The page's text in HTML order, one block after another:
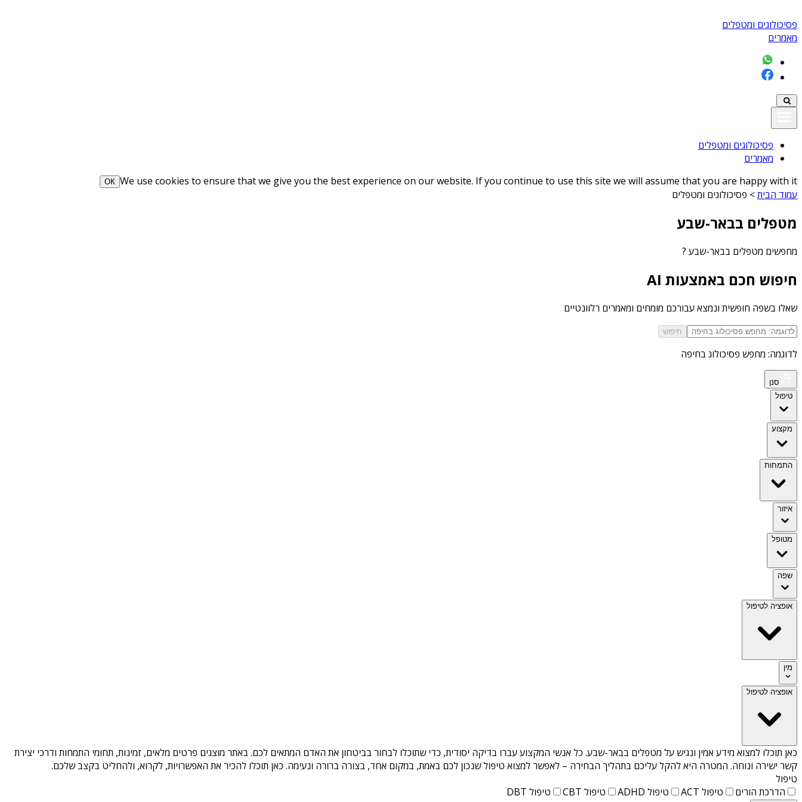
פסיכולוגים ומטפלים
מאמרים
פסיכולוגים ומטפלים
מאמרים
We use cookies to ensure that we give you the best experience on our website. If you continue to use this site we will assume that you are happy with it
ОК
עמוד הבית> פסיכולוגים ומטפלים
מטפלים בבאר-שבע
מחפשים מטפלים בבאר-שבע ?
חיפוש חכם באמצעות AI
שאלו בשפה חופשית ונמצא עבורכם מומחים ומאמרים רלוונטיים
חיפוש
לדוגמה: מחפש פסיכולוג בחיפה
סנן
טיפול
מקצוע
התמחות
איזור
מטופל
שפה
אופציה לטיפול
מין
אופציה לטיפול
כאן תוכלו למצוא מידע אמין ונגיש על מטפלים בבאר-שבע. כל אנשי המקצוע עברו בדיקה יסודית, כדי שתוכלו לבחור בביטחון את האדם המתאים לכם. באתר מוצגים פרטים מלאים, זמינות, תחומי התמחות ודרכי יצירת
קשר ישירה ונוחה. המטרה היא להקל עליכם בתהליך הבחירה – לאפשר למצוא טיפול שנכון לכם באמת, במקום אחד, בצורה ברורה ונעימה. כאן תוכלו להכיר את האפשרויות, לקרוא, ולהחליט בקצב שלכם.
טיפול
הדרכת הורים
טיפול ACT טיפול ADHD טיפול CBT טיפול DBT